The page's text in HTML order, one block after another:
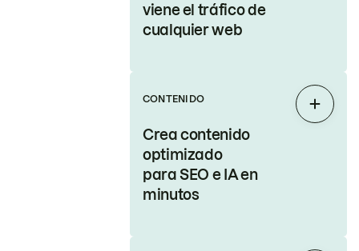
viene el tráfico de
cualquier web
CONTENIDO
Crea contenido
optimizado
para SEO e IA en
minutos